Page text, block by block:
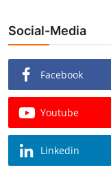
Social-Media
Facebook
Youtube
Linkedin